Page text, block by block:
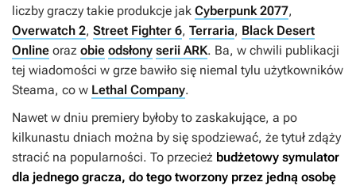
liczby graczy takie produkcje jak Cyberpunk 2077,
Overwatch 2, Street Fighter 6, Terraria, Black Desert
Online oraz obie odsłony serii ARK. Ba, w chwili publikacji
tej wiadomości w grze bawiło się niemal tylu użytkowników
Steama, co w Lethal Company.
Nawet w dniu premiery byłoby to zaskakujące, a po
kilkunastu dniach można by się spodziewać, że tytuł zdąży
stracić na popularności. To przecież budżetowy symulator
dla jednego gracza, do tego tworzony przez jedną osobę